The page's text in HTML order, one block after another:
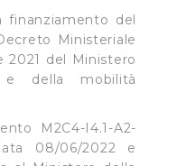
finanziamento del
Ministeriale
2021 del Ministero
e della mobilità
M2C4-I4.1-A2-
08/06/2022 e